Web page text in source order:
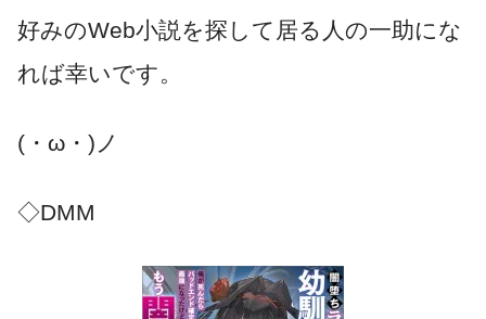
好みのWeb小説を探して居る人の一助にな
れば幸いです。
(・ω・)ノ
◇DMM